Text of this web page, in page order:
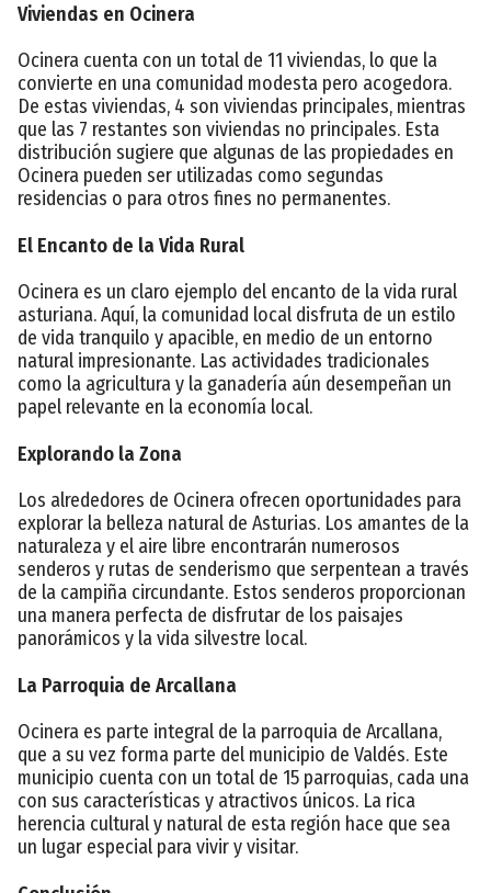
Viviendas en Ocinera
Ocinera cuenta con un total de 11 viviendas, lo que la
convierte en una comunidad modesta pero acogedora.
De estas viviendas, 4 son viviendas principales, mientras
que las 7 restantes son viviendas no principales. Esta
distribución sugiere que algunas de las propiedades en
Ocinera pueden ser utilizadas como segundas
residencias o para otros fines no permanentes.
El Encanto de la Vida Rural
Ocinera es un claro ejemplo del encanto de la vida rural
asturiana. Aquí, la comunidad local disfruta de un estilo
de vida tranquilo y apacible, en medio de un entorno
natural impresionante. Las actividades tradicionales
como la agricultura y la ganadería aún desempeñan un
papel relevante en la economía local.
Explorando la Zona
Los alrededores de Ocinera ofrecen oportunidades para
explorar la belleza natural de Asturias. Los amantes de la
naturaleza y el aire libre encontrarán numerosos
senderos y rutas de senderismo que serpentean a través
de la campiña circundante. Estos senderos proporcionan
una manera perfecta de disfrutar de los paisajes
panorámicos y la vida silvestre local.
La Parroquia de Arcallana
Ocinera es parte integral de la parroquia de Arcallana,
que a su vez forma parte del municipio de Valdés. Este
municipio cuenta con un total de 15 parroquias, cada una
con sus características y atractivos únicos. La rica
herencia cultural y natural de esta región hace que sea
un lugar especial para vivir y visitar.